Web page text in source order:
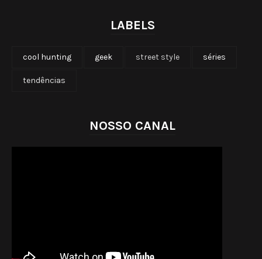
LABELS
cool hunting geek street style séries
tendências
NOSSO CANAL